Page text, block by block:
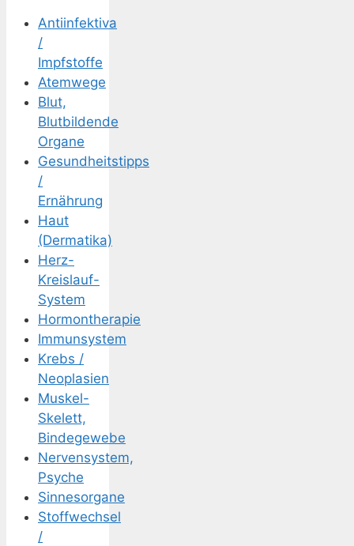
Antiinfektiva
/
Impfstoffe
Atemwege
Blut,
Blutbildende
Organe
Gesundheitstipps
/
Ernährung
Haut
(Dermatika)
Herz-
Kreislauf-
System
Hormontherapie
Immunsystem
Krebs /
Neoplasien
Muskel-
Skelett,
Bindegewebe
Nervensystem,
Psyche
Sinnesorgane
Stoffwechsel
/